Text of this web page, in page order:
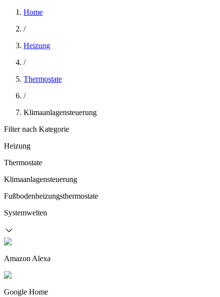
Home
/
Heizung
/
Thermostate
/
Klimaanlagensteuerung
Filter nach Kategorie
Heizung
Thermostate
Klimaanlagensteuerung
Fußbodenheizungsthermostate
Systemwelten
Amazon Alexa
Google Home